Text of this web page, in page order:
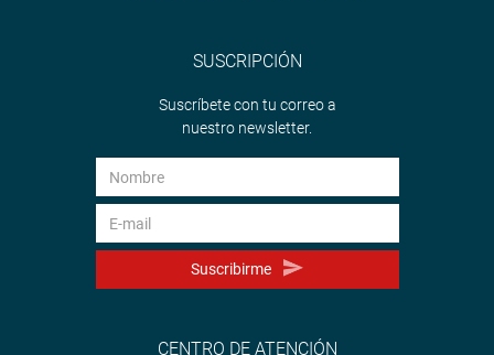
SUSCRIPCIÓN
Suscríbete con tu correo a
nuestro newsletter.
Suscribirme
CENTRO DE ATENCIÓN